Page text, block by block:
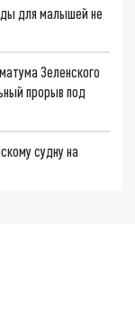
для малышей не
Зеленского
прорыв под
судну на